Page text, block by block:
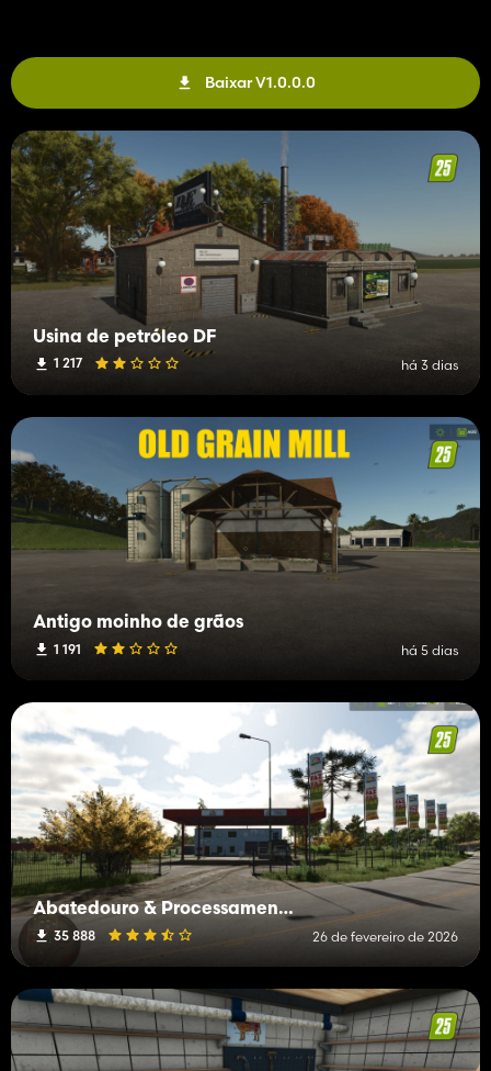
Baixar V1.0.0.0
Usina de petróleo DF
1 217 há 3 dias
Antigo moinho de grãos
1 191 há 5 dias
Abatedouro & Processamento de Carnes
35 888 26 de fevereiro de 2026